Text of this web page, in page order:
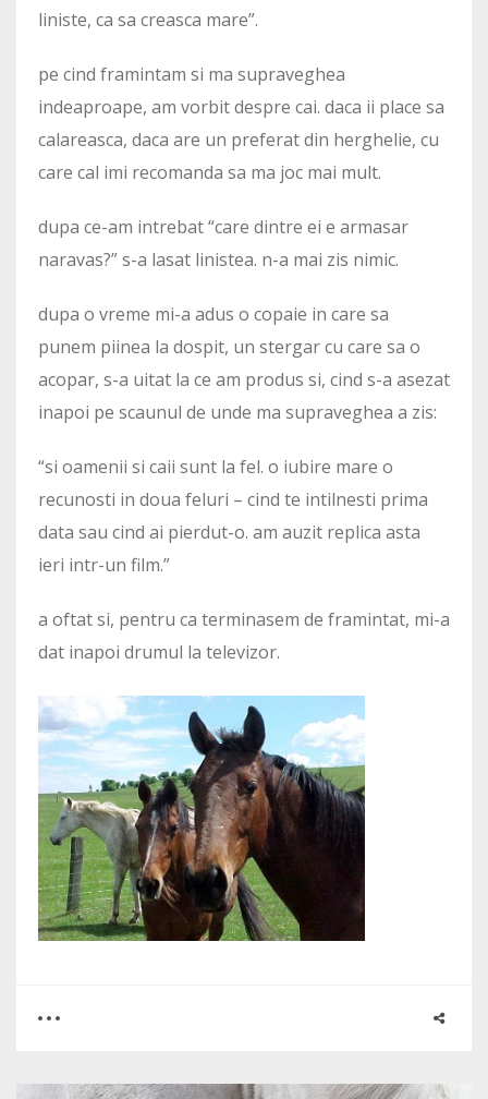
liniste, ca sa creasca mare”.
pe cind framintam si ma supraveghea
indeaproape, am vorbit despre cai. daca ii place sa
calareasca, daca are un preferat din herghelie, cu
care cal imi recomanda sa ma joc mai mult.
dupa ce-am intrebat “care dintre ei e armasar
naravas?” s-a lasat linistea. n-a mai zis nimic.
dupa o vreme mi-a adus o copaie in care sa
punem piinea la dospit, un stergar cu care sa o
acopar, s-a uitat la ce am produs si, cind s-a asezat
inapoi pe scaunul de unde ma supraveghea a zis:
“si oamenii si caii sunt la fel. o iubire mare o
recunosti in doua feluri – cind te intilnesti prima
data sau cind ai pierdut-o. am auzit replica asta
ieri intr-un film.”
a oftat si, pentru ca terminasem de framintat, mi-a
dat inapoi drumul la televizor.